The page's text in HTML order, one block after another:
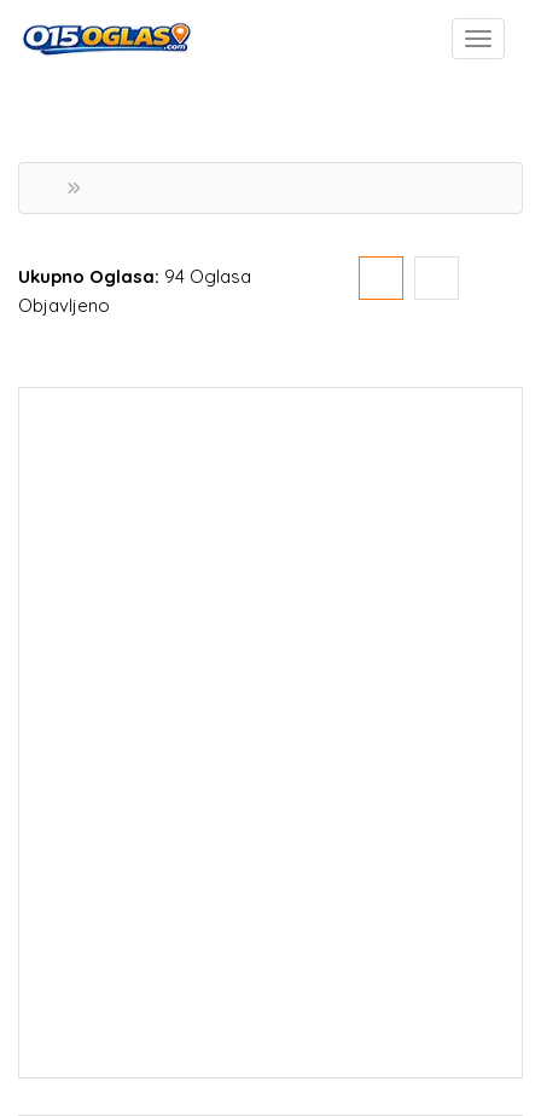
Ukupno Oglasa: 94 Oglasa
Objavljeno